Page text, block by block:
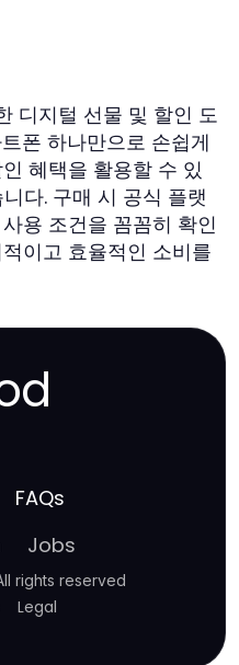
디지털 선물 및 할인 도
폰 하나만으로 손쉽게
혜택을 활용할 수 있
다. 구매 시 공식 플랫
용 조건을 꼼꼼히 확인
이고 효율적인 소비를
FAQs
Jobs
rights reserved
Legal